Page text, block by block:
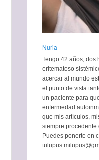
Nuria
Tengo 42 años, dos
eritematoso
acercar al mundo
el punto de vista
un paciente para
enfermedad
que mis artículos,
siempre procedente
Puedes ponerte en